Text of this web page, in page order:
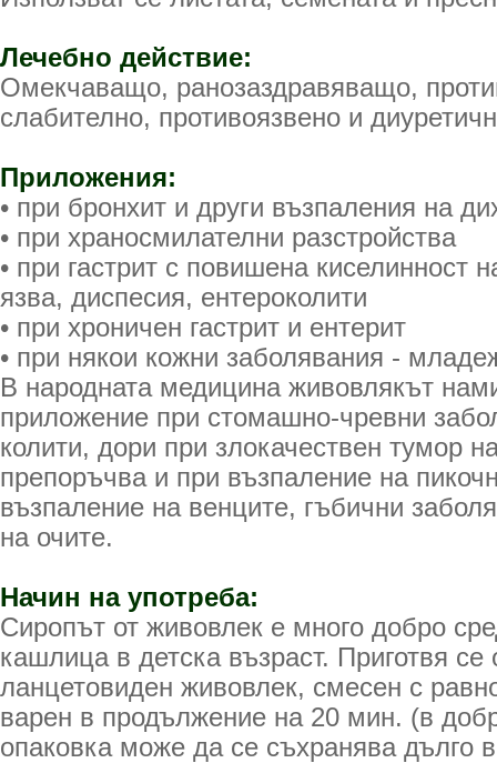
Лечебно действие:
Омекчаващо, ранозаздравяващо,
слабително, противоязвено и
Приложения:
• при бронхит и други възпаления на
• при храносмилателни разстройства
• при гастрит с повишена киселинност
язва, диспесия, ентероколити
• при хроничен гастрит и ентерит
• при някои кожни заболявания -
В народната медицина живовлякът
приложение при стомашно-чревни
колити, дори при злокачествен тумор
препоръчва и при възпаление на
възпаление на венците, гъбични
на очите.
Начин на употреба:
Сиропът от живовлек е много добро
кашлица в детска възраст. Приготвя се
ланцетовиден живовлек, смесен с
варен в продължение на 20 мин. (в
опаковка може да се съхранява дълго